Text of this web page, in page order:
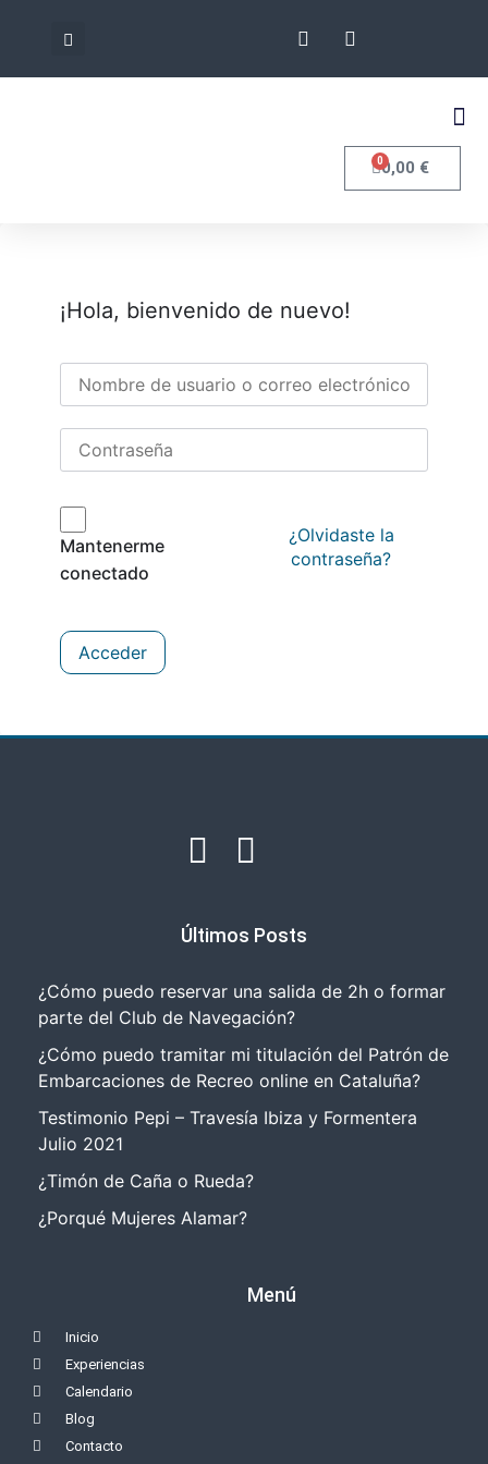
0,00 €
0
¡Hola, bienvenido de nuevo!
Mantenerme
conectado
¿Olvidaste la
contraseña?
Acceder
Últimos Posts
¿Cómo puedo reservar una salida de 2h o formar
parte del Club de Navegación?
¿Cómo puedo tramitar mi titulación del Patrón de
Embarcaciones de Recreo online en Cataluña?
Testimonio Pepi – Travesía Ibiza y Formentera
Julio 2021
¿Timón de Caña o Rueda?
¿Porqué Mujeres Alamar?
Menú
Inicio
Experiencias
Calendario
Blog
Contacto